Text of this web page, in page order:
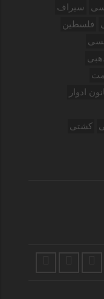
سیراف
فلسطین
ادوار
کشتی